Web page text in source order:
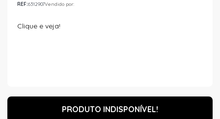
REF:6312907Vendido por:
Clique e veja!
PRODUTO INDISPONÍVEL!